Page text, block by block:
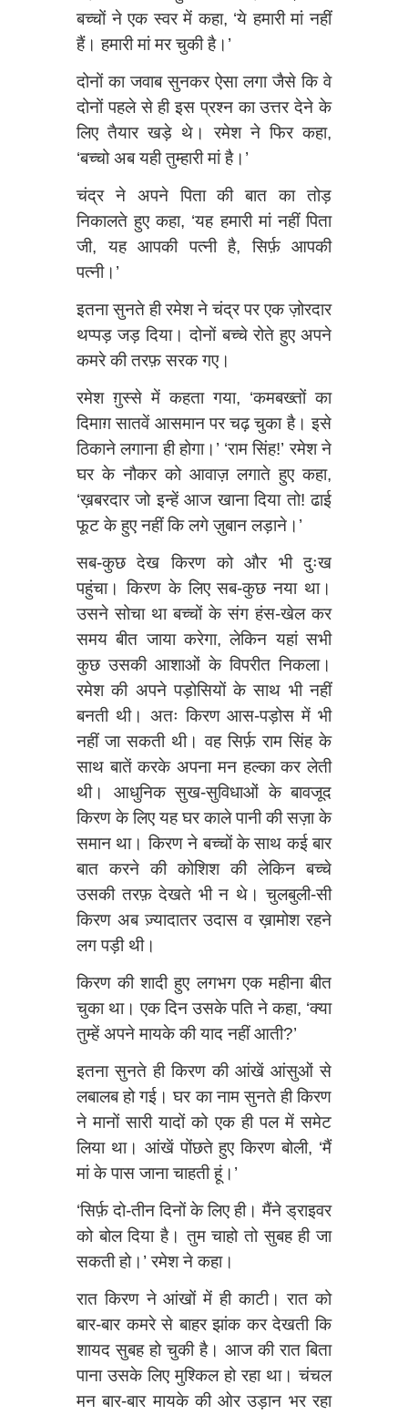
बच्चों ने एक स्वर में कहा, ‘ये हमारी मां नहीं
हैं। हमारी मां मर चुकी है।’
दोनों का जवाब सुनकर ऐसा लगा जैसे कि वे
दोनों पहले से ही इस प्रश्न का उत्तर देने के
लिए तैयार खड़े थे। रमेश ने फिर कहा,
‘बच्चो अब यही तुम्हारी मां है।’
चंद्र ने अपने पिता की बात का तोड़
निकालते हुए कहा, ‘यह हमारी मां नहीं पिता
जी, यह आपकी पत्नी है, सिर्फ़ आपकी
पत्नी।’
इतना सुनते ही रमेश ने चंद्र पर एक ज़ोरदार
थप्पड़ जड़ दिया। दोनों बच्चे रोते हुए अपने
कमरे की तरफ़ सरक गए।
रमेश ग़ुस्से में कहता गया, ‘कमबख्तों का
दिमाग़ सातवें आसमान पर चढ़ चुका है। इसे
ठिकाने लगाना ही होगा।’ ‘राम सिंह!’ रमेश ने
घर के नौकर को आवाज़ लगाते हुए कहा,
‘ख़बरदार जो इन्हें आज खाना दिया तो! ढाई
फूट के हुए नहीं कि लगे ज़ुबान लड़ाने।’
सब-कुछ देख किरण को और भी दुःख
पहुंचा। किरण के लिए सब-कुछ नया था।
उसने सोचा था बच्चों के संग हंस-खेल कर
समय बीत जाया करेगा, लेकिन यहां सभी
कुछ उसकी आशाओं के विपरीत निकला।
रमेश की अपने पड़ोसियों के साथ भी नहीं
बनती थी। अतः किरण आस-पड़ोस में भी
नहीं जा सकती थी। वह सिर्फ़ राम सिंह के
साथ बातें करके अपना मन हल्का कर लेती
थी। आधुनिक सुख-सुविधाओं के बावजूद
किरण के लिए यह घर काले पानी की सज़ा के
समान था। किरण ने बच्चों के साथ कई बार
बात करने की कोशिश की लेकिन बच्चे
उसकी तरफ़ देखते भी न थे। चुलबुली-सी
किरण अब ज़्यादातर उदास व ख़ामोश रहने
लग पड़ी थी।
किरण की शादी हुए लगभग एक महीना बीत
चुका था। एक दिन उसके पति ने कहा, ‘क्या
तुम्हें अपने मायके की याद नहीं आती?’
इतना सुनते ही किरण की आंखें आंसुओं से
लबालब हो गई। घर का नाम सुनते ही किरण
ने मानों सारी यादों को एक ही पल में समेट
लिया था। आंखें पोंछते हुए किरण बोली, ‘मैं
मां के पास जाना चाहती हूं।’
‘सिर्फ़ दो-तीन दिनों के लिए ही। मैंने ड्राइवर
को बोल दिया है। तुम चाहो तो सुबह ही जा
सकती हो।’ रमेश ने कहा।
रात किरण ने आंखों में ही काटी। रात को
बार-बार कमरे से बाहर झांक कर देखती कि
शायद सुबह हो चुकी है। आज की रात बिता
पाना उसके लिए मुश्किल हो रहा था। चंचल
मन बार-बार मायके की ओर उड़ान भर रहा